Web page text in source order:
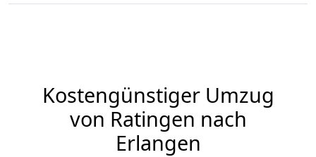
Kostengünstiger Umzug
von Ratingen nach
Erlangen